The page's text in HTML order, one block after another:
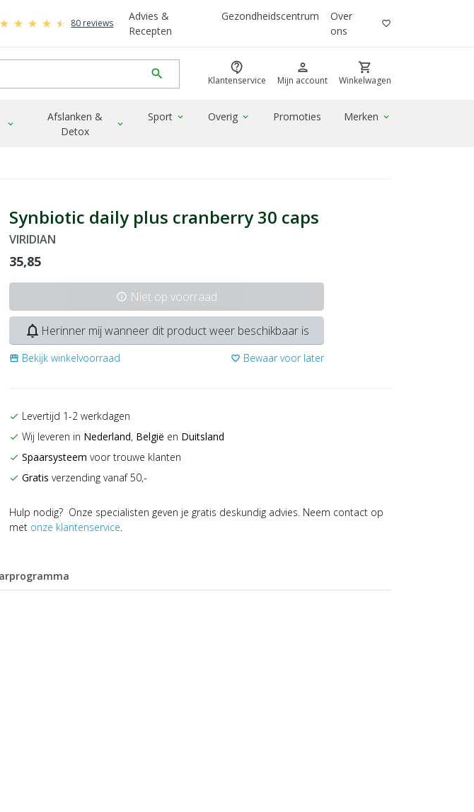
80 reviews
Advies &
Recepten
Gezondheidscentrum
Over
ons
favorite_border
search contact_support
Klantenservice
person
Mijn account
shopping_cart
Winkelwagen
expand_more
Afslanken &
Detox
expand_more
Sport expand_more Overig expand_more Promoties Merken expand_more
Synbiotic daily plus cranberry 30 caps
VIRIDIAN
35,85
info Niet op voorraad
notifications_none Herinner mij wanneer dit product weer beschikbaar is
storefront Bekijk winkelvoorraad favorite_border Bewaar voor later
check Levertijd 1-2 werkdagen
check Wij leveren in Nederland, België en Duitsland
check Spaarsysteem voor trouwe klanten
check Gratis verzending vanaf 50,-
Hulp nodig? Onze specialisten geven je gratis deskundig advies. Neem contact op
met onze klantenservice.